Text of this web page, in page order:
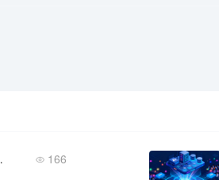
核心模块 166